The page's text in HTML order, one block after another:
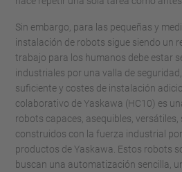
Sin embargo, para las pequeñas y
instalación de robots sigue siendo un
trabajo para los humanos debe estar
industriales por una valla de
suficiente y costes de instalación
colaborativo de Yaskawa (HC10) es
robots capaces, asequibles, versátiles,
construidos con la fuerza industrial
productos de Yaskawa. Estos robots
buscan una automatización sencilla,